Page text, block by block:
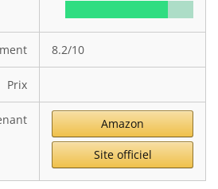
8.2/10
Prix
Amazon
Site officiel